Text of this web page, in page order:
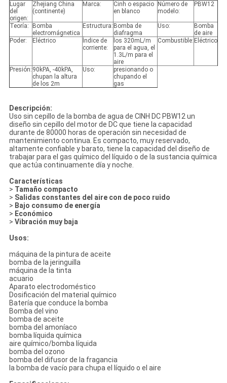
Lugar
del
origen:
Zhejiang China
(continente)
Marca:
Cinh o espacio
en blanco
Número de
modelo:
PBW12
Teoría:
Bomba
electromágnetica
Estructura: Bomba de
diafragma
Uso:
Bomba
de aire
Poder:
Eléctrico
Índice de
corriente:
los 320mL/m
para el agua, el
1.3L/m para el
aire
Combustible: Eléctrico
Presión: 90kPA, -40kPA,
chupan la altura
de los 2m
Uso:
presionando o
chupando el
gas
Descripción:
Uso sin cepillo de la bomba de agua de CINH DC PBW12 un
diseño sin cepillo del motor de DC que tiene la capacidad
durante de 80000 horas de operación sin necesidad de
mantenimiento continua. Es compacto, muy reservado,
altamente confiable y barato, tiene la capacidad del diseño de
trabajar para el gas químico del líquido o de la sustancia química
que actúa continuamente día y noche.
Características
> Tamaño compacto
> Salidas constantes del aire con de poco ruido
> Bajo consumo de energía
> Económico
> Vibración muy baja
Usos:
máquina de la pintura de aceite
bomba de la jeringuilla
máquina de la tinta
acuario
Aparato electrodoméstico
Dosificación del material químico
Batería que conduce la bomba
Bomba del vino
bomba de aceite
bomba del amoníaco
bomba líquida química
aire químico/bomba líquida
bomba del ozono
bomba del difusor de la fragancia
la bomba de vacío para chupa el líquido o el aire